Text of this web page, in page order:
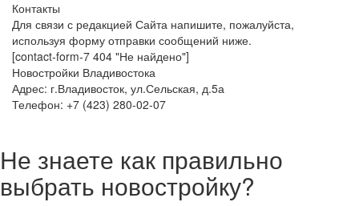
Контакты
Для связи с редакцией Сайта напишите, пожалуйста,
используя форму отправки сообщений ниже.
[contact-form-7 404 "Не найдено"]
Новостройки Владивостока
Адрес: г.Владивосток, ул.Сельская, д.5а
Телефон: +7 (423) 280-02-07
Не знаете как правильно
выбрать новостройку?